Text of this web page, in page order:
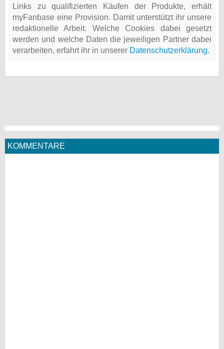
Links zu qualifizierten Käufen der Produkte, erhält
myFanbase eine Provision. Damit unterstützt ihr unsere
redaktionelle Arbeit. Welche Cookies dabei gesetzt
werden und welche Daten die jeweiligen Partner dabei
verarbeiten, erfahrt ihr in unserer Datenschutzerklärung.
KOMMENTARE